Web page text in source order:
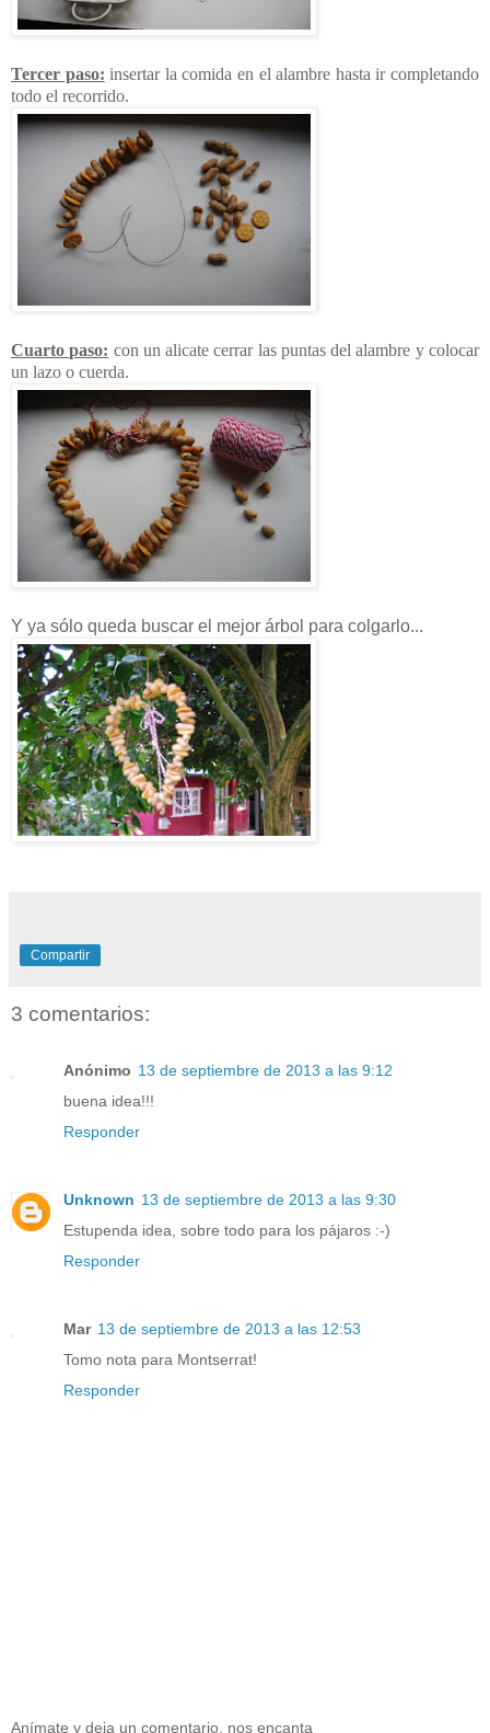
Tercer paso: insertar la comida en el alambre hasta ir completando
todo el recorrido.
Cuarto paso: con un alicate cerrar las puntas del alambre y colocar
un lazo o cuerda.
Y ya sólo queda buscar el mejor árbol para colgarlo...
Compartir
3 comentarios:
Anónimo 13 de septiembre de 2013 a las 9:12
buena idea!!!
Responder
Unknown 13 de septiembre de 2013 a las 9:30
Estupenda idea, sobre todo para los pájaros :-)
Responder
Mar 13 de septiembre de 2013 a las 12:53
Tomo nota para Montserrat!
Responder
Anímate y deja un comentario, nos encanta